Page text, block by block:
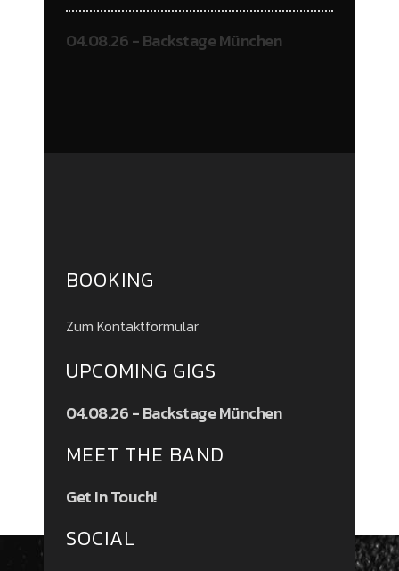
04.08.26 - Backstage München
BOOKING
Zum Kontaktformular
UPCOMING GIGS
04.08.26 - Backstage München
MEET THE BAND
Get In Touch!
SOCIAL